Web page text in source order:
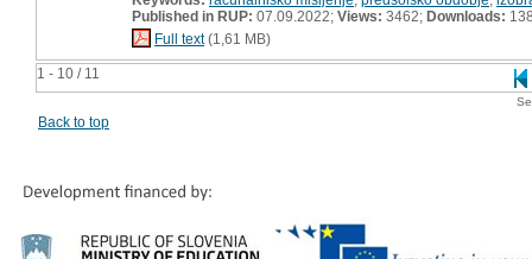
1 - 10 / 11
Published in RUP: 07.09.2022; Views: 3462; Downloads:
Full text(1,61 MB)
Back to top